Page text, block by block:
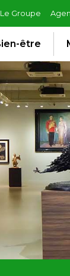
Le Groupe
être